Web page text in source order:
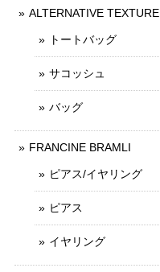
ALTERNATIVE TEXTURE
トートバッグ
サコッシュ
バッグ
FRANCINE BRAMLI
ピアス/イヤリング
ピアス
イヤリング